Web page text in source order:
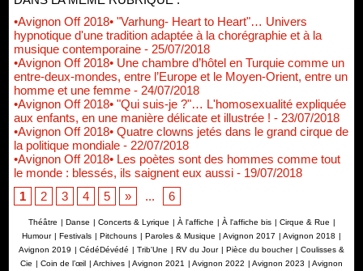
•Avignon Off 2018• "Varhung- Heart to Heart"… Univers
hypnotique d'une tradition adaptée à la chorégraphie et à la
musique contemporaine - 25/07/2018
•Avignon Off 2018• Une chambre d’hôtel en Turquie comme un
entre-deux-mondes, entre l’Europe et le Moyen-Orient, entre un
homme et une femme - 24/07/2018
•Avignon Off 2018• "Qui suis-je ?"… L'homosexualité expliquée
aux enfants, en une manière délicate et illustrée ! - 23/07/2018
•Avignon Off 2018• Quatre clowns jetés dans le grand cirque de
la politique mondiale - 22/07/2018
•Avignon Off 2018• Les poètes sont des hommes comme tout
le monde : blessés, ils saignent eux aussi - 19/07/2018
1
2 3 4 5 » ... 6
Théâtre | Danse | Concerts & Lyrique | À l'affiche | À l'affiche bis | Cirque & Rue |
Humour | Festivals | Pitchouns | Paroles & Musique | Avignon 2017 | Avignon 2018 |
Avignon 2019 | CédéDévédé | Trib'Une | RV du Jour | Pièce du boucher | Coulisses &
Cie | Coin de l’œil | Archives | Avignon 2021 | Avignon 2022 | Avignon 2023 | Avignon